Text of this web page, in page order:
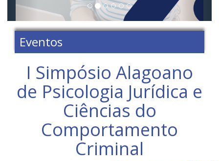
Eventos
I Simpósio Alagoano
de Psicologia Jurídica e
Ciências do
Comportamento
Criminal